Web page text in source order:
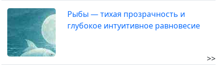
Рыбы — тихая прозрачность и
глубокое интуитивное равновесие
>>